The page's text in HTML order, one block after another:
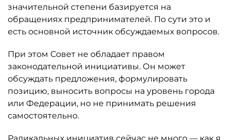
значительной степени базируется на
обращениях предпринимателей. По сути это и
есть основной источник обсуждаемых вопросов.
При этом Совет не обладает правом
законодательной инициативы. Он может
обсуждать предложения, формулировать
позицию, выносить вопросы на уровень города
или Федерации, но не принимать решения
самостоятельно.